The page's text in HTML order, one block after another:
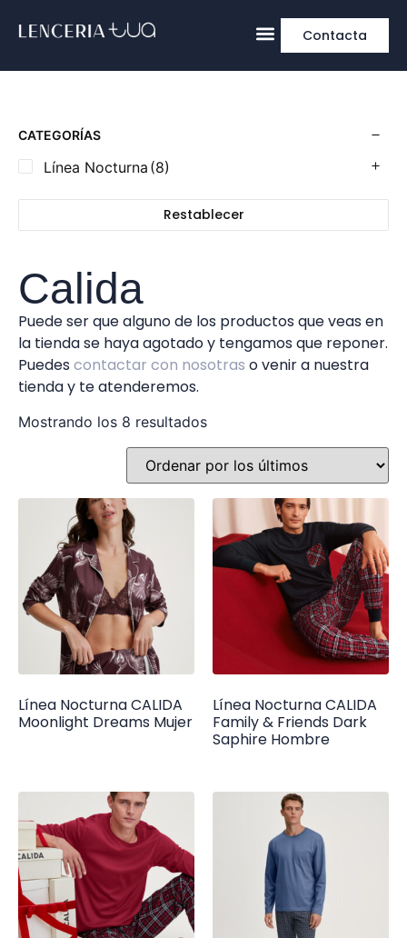
Contacta
CATEGORÍAS
Línea Nocturna (8)
Restablecer
Calida
Puede ser que alguno de los productos que veas en
la tienda se haya agotado y tengamos que reponer.
Puedescontactar con nosotras o venir a nuestra
tienda y te atenderemos.
Mostrando los 8 resultados
Línea Nocturna CALIDA
Moonlight Dreams Mujer
Línea Nocturna CALIDA
Family & Friends Dark
Saphire Hombre